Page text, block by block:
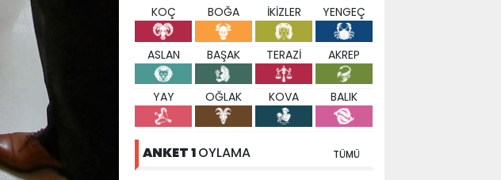
KOÇ BOĞA İKİZLER YENGEÇ
ASLAN BAŞAK TERAZİ AKREP
YAY OĞLAK KOVA BALIK
ANKET 1OYLAMA TÜMÜ